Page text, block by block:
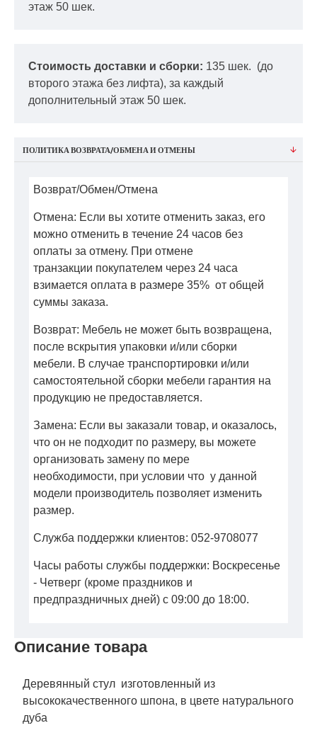
этаж 50 шек.
Стоимость доставки и сборки: 135 шек. (до
второго этажа без лифта), за каждый
дополнительный этаж 50 шек.
Описание товара
Деревянный стул изготовленный из
высококачественного шпона, в цвете натурального
дуба
ПОЛИТИКА ВОЗВРАТА/ОБМЕНА И ОТМЕНЫ
Возврат/Обмен/Отмена
Отмена: Если вы хотите отменить заказ, его
можно отменить в течение 24 часов без
оплаты за отмену. При отмене
транзакции покупателем через 24 часа
взимается оплата в размере 35% от общей
суммы заказа.
Возврат: Мебель не может быть возвращена,
после вскрытия упаковки и/или сборки
мебели. В случае транспортировки и/или
самостоятельной сборки мебели гарантия на
продукцию не предоставляется.
Замена: Если вы заказали товар, и оказалось,
что он не подходит по размеру, вы можете
организовать замену по мере
необходимости, при условии что у данной
модели производитель позволяет изменить
размер.
Служба поддержки клиентов: 052-9708077
Часы работы службы поддержки: Воскресенье
- Четверг (кроме праздников и
предпраздничных дней) с 09:00 до 18:00.